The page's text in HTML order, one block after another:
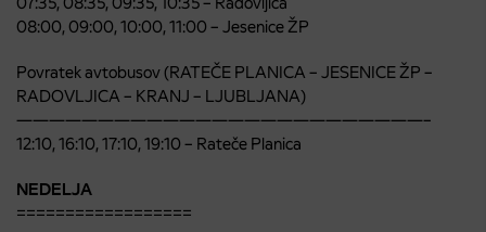
08:00, 09:00, 10:00, 11:00 – Jesenice ŽP
Povratek avtobusov (RATEČE PLANICA – JESENICE ŽP –
RADOVLJICA – KRANJ – LJUBLJANA)
—————————————————————————–
12:10, 16:10, 17:10, 19:10 – Rateče Planica
NEDELJA
==================